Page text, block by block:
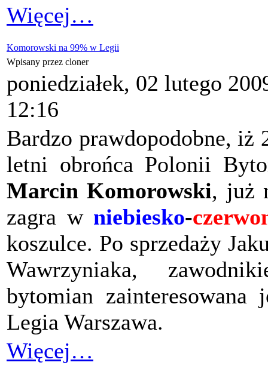
Więcej…
Komorowski na 99% w Legii
Wpisany przez cloner
poniedziałek, 02 lutego
12:16
Bardzo prawdopodobne, iż
letni obrońca Polonii
Marcin Komorowski, już
zagra w niebiesko-
koszulce. Po sprzedaży
Wawrzyniaka,
bytomian zainteresowana
Legia Warszawa.
Więcej…